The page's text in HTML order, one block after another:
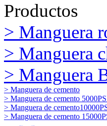
Productos
> Manguera
> Manguera
> Manguera
> Manguera de cemento
> Manguera de cemento
> Manguera de
> Manguera de cemento